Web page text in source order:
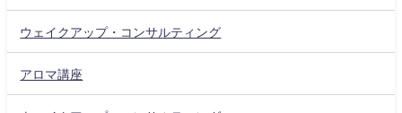
ウェイクアップ・コンサルティング
アロマ講座